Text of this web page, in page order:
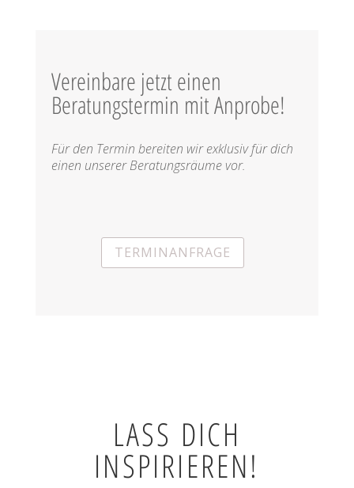
Vereinbare jetzt einen
Beratungstermin mit Anprobe!
Für den Termin bereiten wir exklusiv für dich
einen unserer Beratungsräume vor.
TERMINANFRAGE
LASS DICH
INSPIRIEREN!